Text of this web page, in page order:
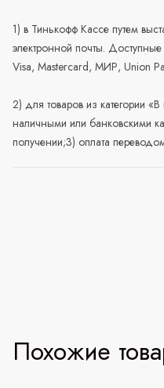
1) в Тинькофф Кассе путем
электронной почты.
Visa, Mastercard, МИР, Union
2) для товаров из категории
наличными или банковскими
получении;3) оплата
Похожие